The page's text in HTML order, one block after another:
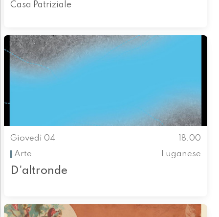
Casa Patriziale
Giovedì 04
18.00
Arte
Luganese
D'altronde